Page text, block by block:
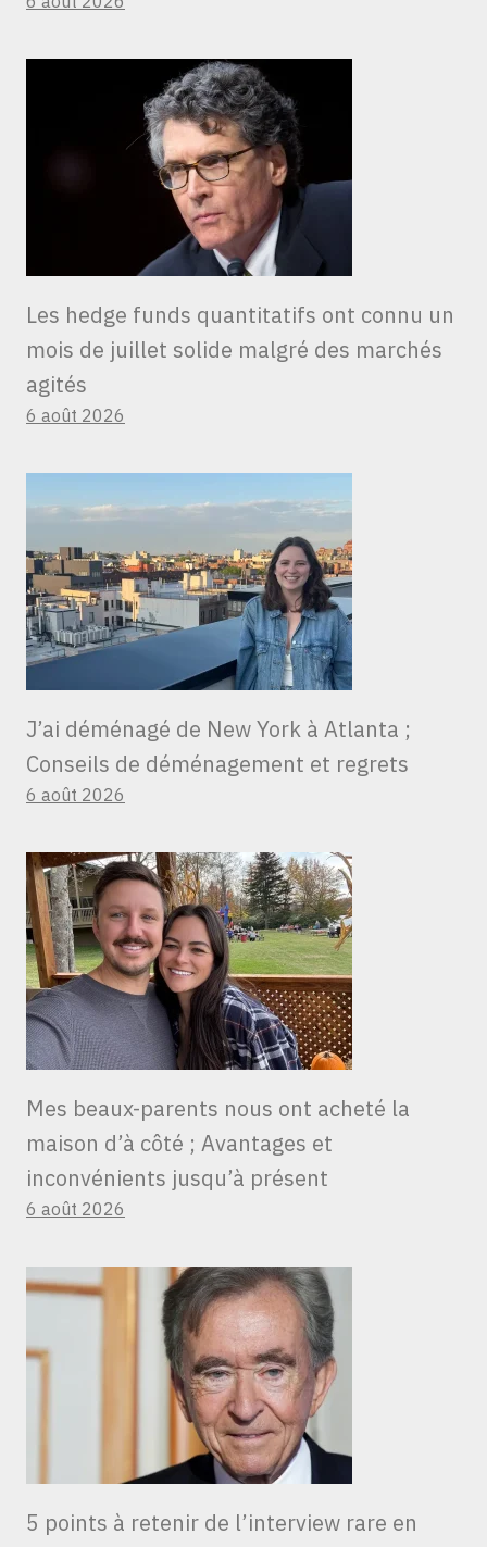
Les hedge funds quantitatifs ont connu un
mois de juillet solide malgré des marchés
agités
6 août 2026
J’ai déménagé de New York à Atlanta ;
Conseils de déménagement et regrets
6 août 2026
Mes beaux-parents nous ont acheté la
maison d’à côté ; Avantages et
inconvénients jusqu’à présent
6 août 2026
5 points à retenir de l’interview rare en